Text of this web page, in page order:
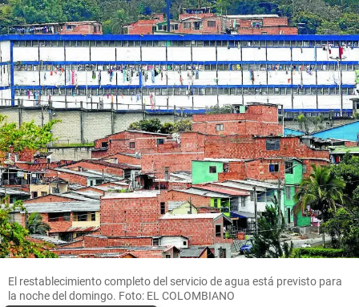
El restablecimiento completo del servicio de agua está previsto para
la noche del domingo. Foto: EL COLOMBIANO